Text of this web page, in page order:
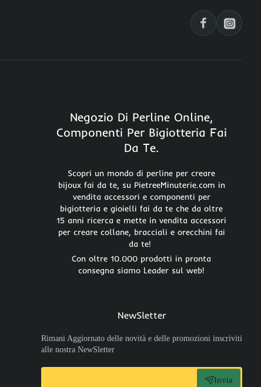
Negozio Di Perline Online,
Componenti Per Bigiotteria Fai
Da Te.
Scopri un mondo di perline per creare
bijoux fai da te, su PietreeMinuterie.com in
vendita accessori e componenti per
bigiotteria e gioielli fai da te che da oltre
15 anni ricerca e mette in vendita accessori
per creare collane, bracciali e orecchini fai
da te!
Con oltre 10.000 prodotti in pronta
consegna siamo Leader sul web!
NewSletter
Rimani Aggiornato delle novità e delle promozioni inscriviti
alle nostra NewSletter
Invia